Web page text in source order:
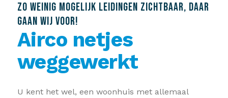
ZO WEINIG MOGELIJK LEIDINGEN ZICHTBAAR, DAAR
GAAN WIJ VOOR!
Airco netjes
weggewerkt
U kent het wel, een woonhuis met allemaal